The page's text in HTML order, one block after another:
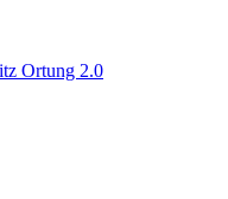
Ortung 2.0